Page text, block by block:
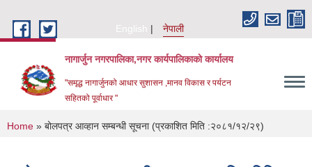
English
नेपाली
नागार्जुन नगरपालिका,नगर कार्यपालिकाको कार्यालय
"समृद्ध नागार्जुनको आधार सुशासन ,मानव विकास र पर्यटन
सहितको पूर्वाधार "
You are here
Home » बोलपत्र आव्हान सम्बन्धी सूचना (प्रकाशित मिति :२०८१/१२/२९)